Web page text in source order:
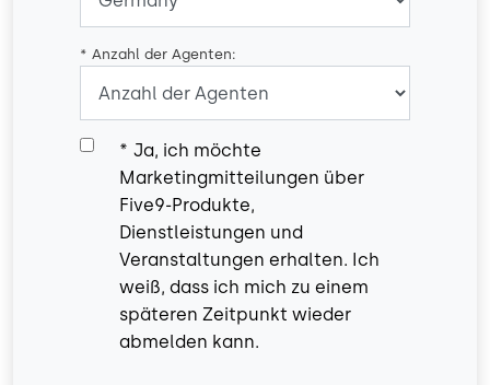
* Anzahl der Agenten:
* Ja, ich möchte
Marketingmitteilungen über
Five9-Produkte,
Dienstleistungen und
Veranstaltungen erhalten. Ich
weiß, dass ich mich zu einem
späteren Zeitpunkt wieder
abmelden kann.